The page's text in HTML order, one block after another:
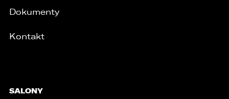
Dokumenty
Kontakt
SALONY